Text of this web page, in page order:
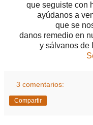
que seguiste con
ayúdanos a
que se
danos remedio en
y sálvanos de
3 comentarios:
Compartir